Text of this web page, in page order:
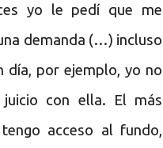
yo le pedí que me
demanda (…) incluso
día, por ejemplo, yo no
con ella. El más
acceso al fundo,